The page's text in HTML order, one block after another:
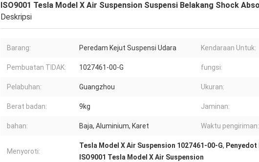
ISO9001 Tesla Model X Air Suspension Suspensi Belakang Shock
Deskripsi
Barang: Peredam Kejut Suspensi Udara Kendaraan Untuk:
Pembuatan TIDAK: 1027461-00-G fungsi:
Pelabuhan: Guangzhou Ukuran:
Berat badan: 9kg Jaminan:
bahan: Baja, Aluminium, Karet Waktu pengiriman:
Menyoroti:
Tesla Model X Air Suspension 1027461-00-G,
ISO9001 Tesla Model X Air Suspension